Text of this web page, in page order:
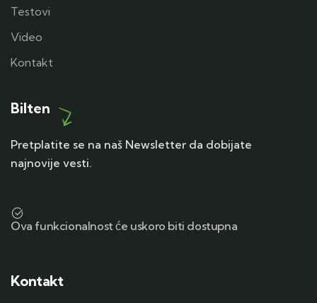
Testovi
Video
Kontakt
Bilten
Pretplatite se na naš Newsletter da dobijate
najnovije vesti.
Ova funkcionalnost će uskoro biti dostupna
Kontakt